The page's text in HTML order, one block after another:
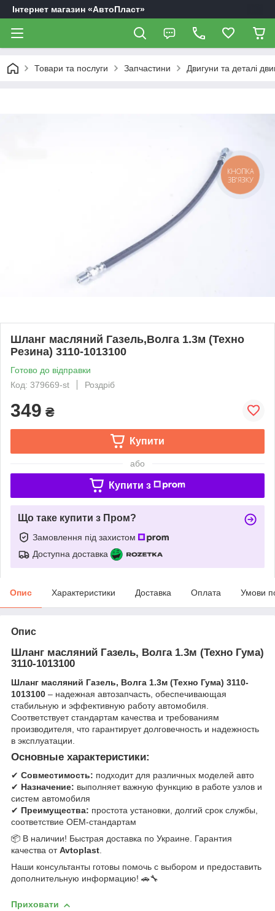
Інтернет магазин «АвтоПласт»
Товари та послуги Запчастини Двигуни та деталі
Шланг масляний Газель,Волга 1.3м (Техно
Резина) 3110-1013100
Готово до відправки
Код: 379669-st
Роздріб
349 ₴
Купити
або
Купити з
Що таке купити з Пром?
Замовлення під захистом
Доступна доставка
Опис Характеристики Доставка Оплата Умови
Опис
Шланг масляний Газель, Волга 1.3м (Техно Гума)
3110-1013100
Шланг масляний Газель, Волга 1.3м (Техно Гума) 3110-
1013100 – надежная автозапчасть, обеспечивающая
стабильную и эффективную работу автомобиля.
Соответствует стандартам качества и требованиям
производителя, что гарантирует долговечность и надежность
в эксплуатации.
Основные характеристики:
✔ Совместимость: подходит для различных моделей авто
✔ Назначение: выполняет важную функцию в работе узлов и
систем автомобиля
✔ Преимущества: простота установки, долгий срок службы,
соответствие OEM-стандартам
📦 В наличии! Быстрая доставка по Украине. Гарантия
качества отAvtoplast.
Наши консультанты готовы помочь с выбором и предоставить
дополнительную информацию! 🚗🔧
Приховати
КНОПКА
ЗВ'ЯЗКУ